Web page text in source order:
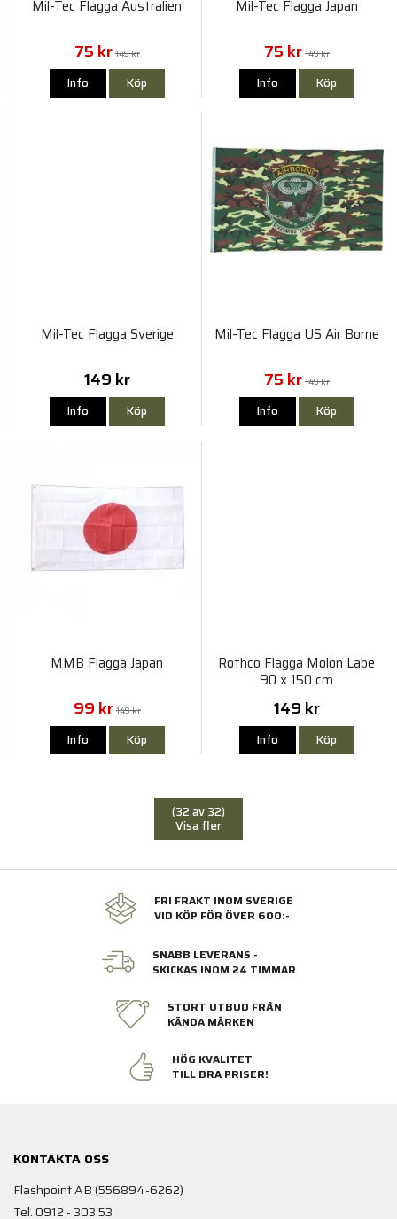
Mil-Tec Flagga Australien
75 kr 149 kr
Info Köp
Mil-Tec Flagga Japan
75 kr 149 kr
Info Köp
Mil-Tec Flagga Sverige
149 kr
Info Köp
Mil-Tec Flagga US Air Borne
75 kr 149 kr
Info Köp
MMB Flagga Japan
99 kr 149 kr
Info Köp
Rothco Flagga Molon Labe
90 x 150 cm
149 kr
Info Köp
(32 av 32)
Visa fler
FRI FRAKT INOM SVERIGE
VID KÖP FÖR ÖVER 600:-
SNABB LEVERANS -
SKICKAS INOM 24 TIMMAR
STORT UTBUD FRÅN
KÄNDA MÄRKEN
HÖG KVALITET
TILL BRA PRISER!
KONTAKTA OSS
Flashpoint AB (556894-6262)
Tel. 0912 - 303 53